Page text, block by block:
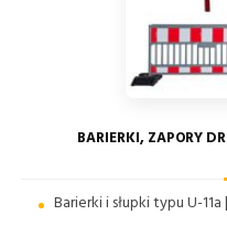
BARIERKI, ZAPORY
Barierki i słupki typu U-11a